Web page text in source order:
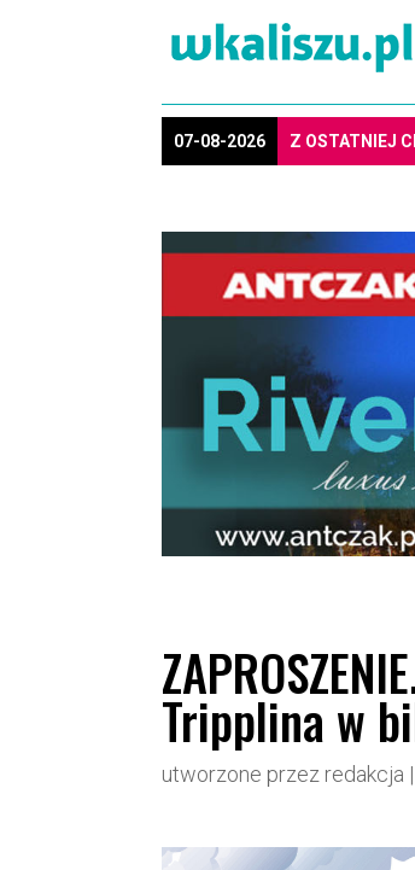
07-08-2026 Z OSTATNIEJ
Tripplina w
utworzone przez redakcja |